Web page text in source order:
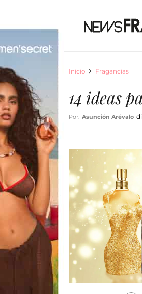
Inicio Fragancias
14 ideas
Por: Asunción Arévalo